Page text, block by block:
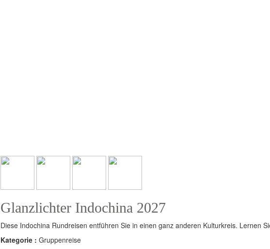
Glanzlichter Indochina 2027
Diese Indochina Rundreisen entführen Sie in einen ganz anderen Kulturkreis. Lernen
Kategorie : Gruppenreise